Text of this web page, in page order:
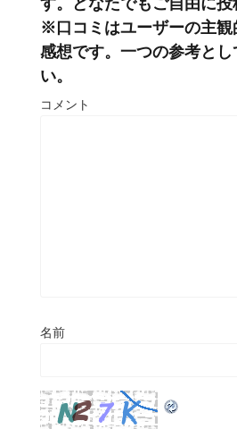
す。どなたでもご自由に投
※口コミはユーザーの主観
感想です。一つの参考とし
い。
コメント
名前